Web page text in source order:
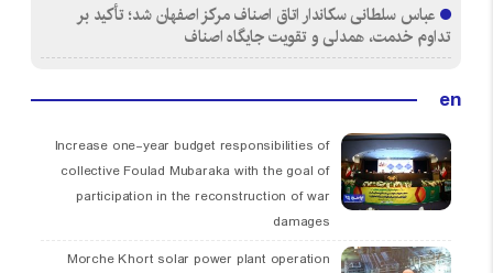
عباس سلطانی سکاندار اتاق اصناف مرکز اصفهان شد؛ تأکید بر
تداوم خدمت، همدلی و تقویت جایگاه اصناف
en
Increase one-year budget responsibilities of
collective Foulad Mubaraka with the goal of
participation in the reconstruction of war
damages
Morche Khort solar power plant operation